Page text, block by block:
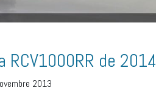
RCV1000RR de 2014
2013